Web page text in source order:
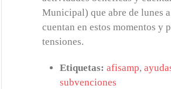
Municipal) que abre de lunes
cuentan en estos momentos y
tensiones.
Etiquetas: afisamp,
subvenciones